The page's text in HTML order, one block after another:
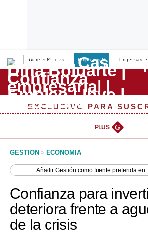
Últimas Noticias Empresas G Empresas
Lo último
Peru Quiosco
Management & Empleo
Perú
Política
EXCLUSIVO PARA
PLUS G
GESTION > ECONOMIA
AñadirGestión como fuente preferida en
Confianza para
deteriora frente a
de la crisis